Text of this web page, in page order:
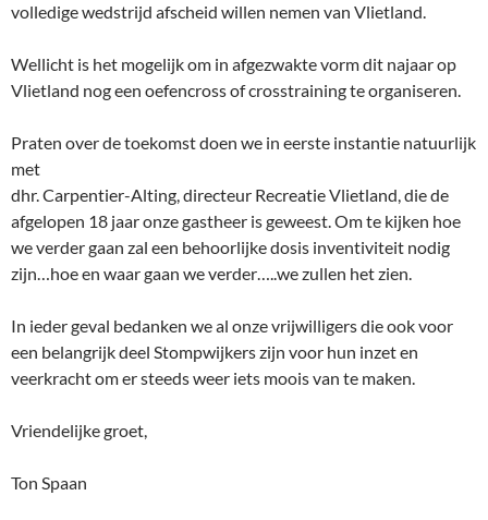
volledige wedstrijd afscheid willen nemen van Vlietland.
Wellicht is het mogelijk om in afgezwakte vorm dit najaar op
Vlietland nog een oefencross of crosstraining te organiseren.
Praten over de toekomst doen we in eerste instantie natuurlijk
met
dhr. Carpentier-Alting, directeur Recreatie Vlietland, die de
afgelopen 18 jaar onze gastheer is geweest. Om te kijken hoe
we verder gaan zal een behoorlijke dosis inventiviteit nodig
zijn…hoe en waar gaan we verder…..we zullen het zien.
In ieder geval bedanken we al onze vrijwilligers die ook voor
een belangrijk deel Stompwijkers zijn voor hun inzet en
veerkracht om er steeds weer iets moois van te maken.
Vriendelijke groet,
Ton Spaan